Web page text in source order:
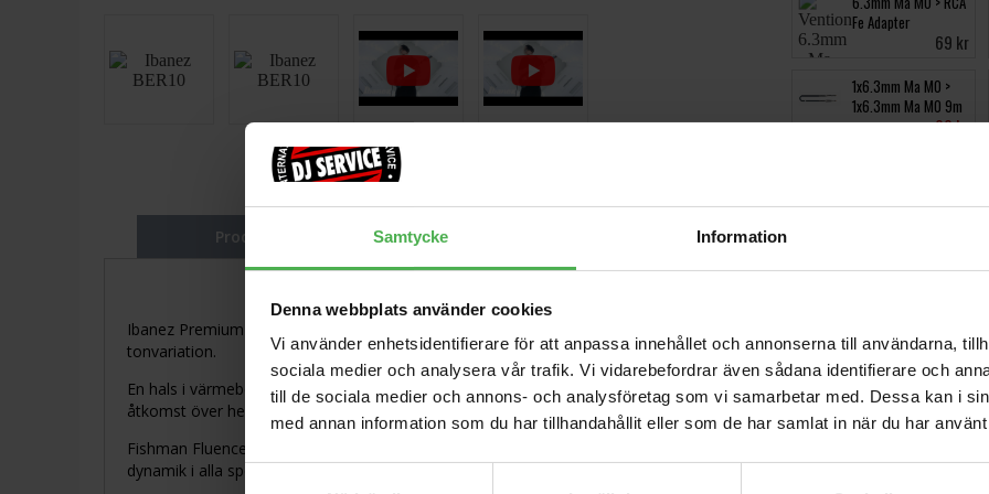
Samtycke Information
Denna webbplats använder cookies
Vi använder enhetsidentifierare för att anpassa innehållet och annonserna till användarna,
sociala medier och analysera vår trafik. Vi vidarebefordrar även sådana identifierare och
till de sociala medier och annons- och analysföretag som vi samarbetar med. Dessa kan i
med annan information som du har tillhandahållit eller som de har samlat in när du har
Fe Adapter
69 kr
1x6.3mm Ma MO >
1x6.3mm Ma MO 9m
99 kr
Produktbeskrivning
Ibanez Premium AZ Bernth Signature Model BER10 är en modern elgitarr utvecklad tillsammans med Bernth, byggd
tonvariation.
En hals i värmebehandlad rostad lönn med Oval C-profil och oljefinish ger hög stabilitet och en snabb, naturlig
åtkomst över hela greppbrädan.
Fishman Fluence Bernth-signaturmikrofoner erbjuder flera tonlägen från kristallklara rena ljud till aggressivt distade
dynamik i alla spelstilar.